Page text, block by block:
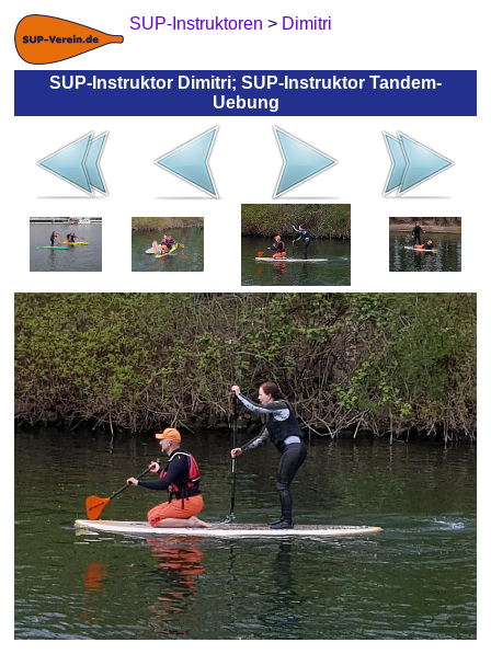
SUP-Instruktoren > Dimitri
SUP-Instruktor Dimitri; SUP-Instruktor Tandem-
Uebung